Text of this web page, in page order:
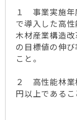
１ 事業実施年
で導入した高
木材産業構造
の目標値の伸
こと。
２ 高性能林業
円以上であるこ